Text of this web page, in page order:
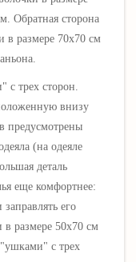
. Обратная сторона
в размере 70х70 см
.
с трех сторон.
внизу
предусмотрены
(на одеяле
деталь
еще комфортнее:
его
в размере 50х70 см
"ушками" с трех